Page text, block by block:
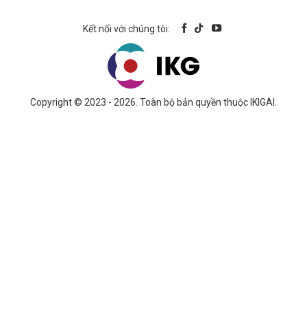
Kết nối với chúng tôi:
Copyright © 2023 - 2026. Toàn bộ bản quyền thuộc IKIGAI.